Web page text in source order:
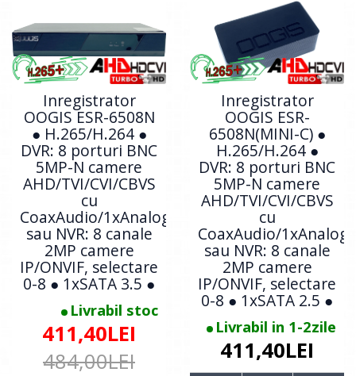
Inregistrator
OOGIS ESR-6508N
● H.265/H.264 ●
DVR: 8 porturi BNC
5MP-N camere
AHD/TVI/CVI/CBVS
cu
CoaxAudio/1xAnalogic
sau NVR: 8 canale
2MP camere
IP/ONVIF, selectare
0-8 ● 1xSATA 3.5 ●
Livrabil stoc
411,40LEI
484,00LEI
Inregistrator
OOGIS ESR-
6508N(MINI-C) ●
H.265/H.264 ●
DVR: 8 porturi BNC
5MP-N camere
AHD/TVI/CVI/CBVS
cu
CoaxAudio/
sau NVR: 8 canale
2MP camere
IP/ONVIF, selectare
0-8 ● 1xSATA 2.5 ●
Livrabil in 1-2zile
411,40LEI